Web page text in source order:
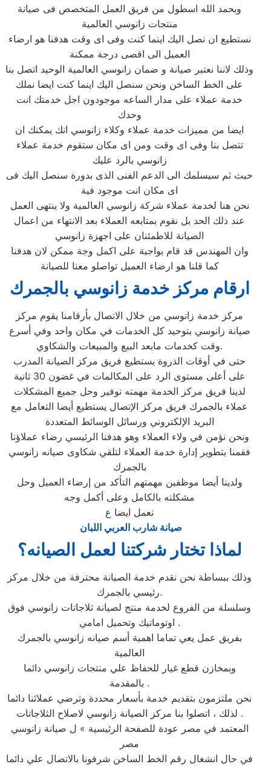
وبحمد الله اسطول من فريق العمل المتخصص فى صيانة
منتجات زانوسي العالمية
نستطيع ان نصل اليك اينما كنت وفى اى وقت هدفنا هو ارضاء
العميل الى اقصى درجة ممكنة
وذلك لاننا نعتبر صيانة و ضمان زانوسي العالمية الوحيد اتصل بنا
على الخط الساخن ونحن سنصل اليك اينما كنت ايضا نملك
خدمة عملاء على مدار الساعه موجودون اجل خدمتك انت
وحدك
ايضا من مميزات خدمة عملاء وكلاء زانوسي انك يمكنك ان
تتصل بنا وفى اى وقت ومن اى مكان ستقوم خدمة عملاء
زانوسي بالرد عليك
حيث ثم سيسلمك الى الدعم الفنى الذى بدورة سنصل اليك فى
اى مكان انت موجود فية
نحن هنا لخدمة عملاء شركة زانوسي العالمية ولا ينتهى العمل
عند ذلك الحد بل نقوم بمتابعه العملاء بعد الانتهاء من اعمال
الصيانة للاطمئنان على اجهزة زانوسي
وان المهندس قد قام بواجبة على اكمل وجة ممكن لان هدفنا
كما قلنا هو ارضاء العميل تواصلو معنا للصيانة
ارقام مركز خدمة زانوسي بالجمرك
مركز خدمة زانوسي من خلال الاتصال بأرقامنا يقوم مركز
صيانة زانوسي بتوحيد كل الخدمات في مكان واحد وفي أسرع
وقت كخدمات مابعد البيع والمبيعات والشكاوي.
حتى في أوقات الذروة يستطيع فريق مركز الصيانة المدرب
على أعلى مستوى الرد على المكالمات في غضون 30 ثانية
لدينا فريق مركز الخدمة مهمته توفير وحل جميع المشكلات
عملاء بالجمرك فريق مركز الإتصال يستطيع أيضا التعامل مع
البريد الإلكتروني ورسائل الوسائط المتعددة
ونحن نؤمن في ولاء العملاء وهو هدفنا الرئيسي رضاء عملاؤنا
فقمنا بتطوير إدارة خدمة العملاء لتلقي شكاوى صيانه زانوسي
بالجمرك
ولدينا أيضا موظفين مهمتهم التأكد من إرضاء العميل وحل
مشكلته بالكامل وعلى أكمل وجه
نعمل ايضا ع
صيانة شارب العربي اللبان
لماذا تختار شركتنا لعمل الصيانه؟
وذلك ببساطة نحن نقدم خدمة الصيانة محترفة من خلال مركز
رئيسي بالجمرك.
وسلسلة من الفروع لخدمة منتج لصيانة ثلاجاتات زانوسي فوق
اوتوماتيك وتحميل امامي .
بفريق عمل يعي تماما اهمية أسم صيانه زانوسي بالجمرك
العالمية
وبمخازن قطع غيار للحفاظ علي منتجات زانوسي دائما
بالمقدمة .
نحن ملتزمون بتقديم خدمة بأسعار محددة وترضي عملائنا دائما
. لذلك ، اتصلوا بنا مركز الصيانة زانوسي لاصلاح الثلاجاتات
المعتمد في مصر عودة للصفحة الرئيسية » ل صيانة زانوسي
مصر
في حال انشغال رقم الخط الساخن شرفونا بالاتصال علي دائما